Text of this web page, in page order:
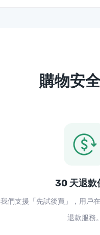
購物安
30 天退款
我們支援「先試後買」，用戶
退款服務。